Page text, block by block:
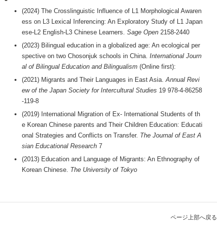
(2024) The Crosslinguistic Influence of L1 Morphological Awaren
ess on L3 Lexical Inferencing: An Exploratory Study of L1 Japan
ese-L2 English-L3 Chinese Learners. Sage Open 2158-2440
(2023) Bilingual education in a globalized age: An ecological per
spective on two Chosonjuk schools in China. International Journ
al of Bilingual Education and Bilingualism (Online first):
(2021) Migrants and Their Languages in East Asia.Annual Revi
ew of the Japan Society for Intercultural Studies 19 978-4-86258
-119-8
(2019) International Migration of Ex- International Students of th
e Korean Chinese parents and Their Children Education: Educati
onal Strategies and Conflicts on Transfer. The Journal of East A
sian Educational Research 7
(2013) Education and Language of Migrants: An Ethnography of
Korean Chinese. The University of Tokyo
ページ上部へ戻る